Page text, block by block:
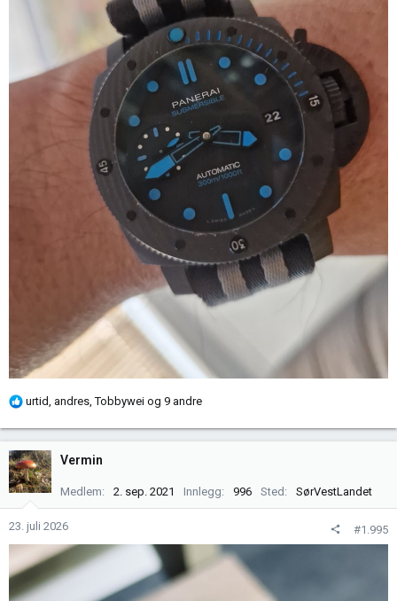
R
k
s
j
n
e
r
urtid, andres,Tobbywei og 9 andre
Vermin
Medlem 2. sep. 2021 Innlegg 996 Sted SørVestLandet
23. juli 2026 #1.995